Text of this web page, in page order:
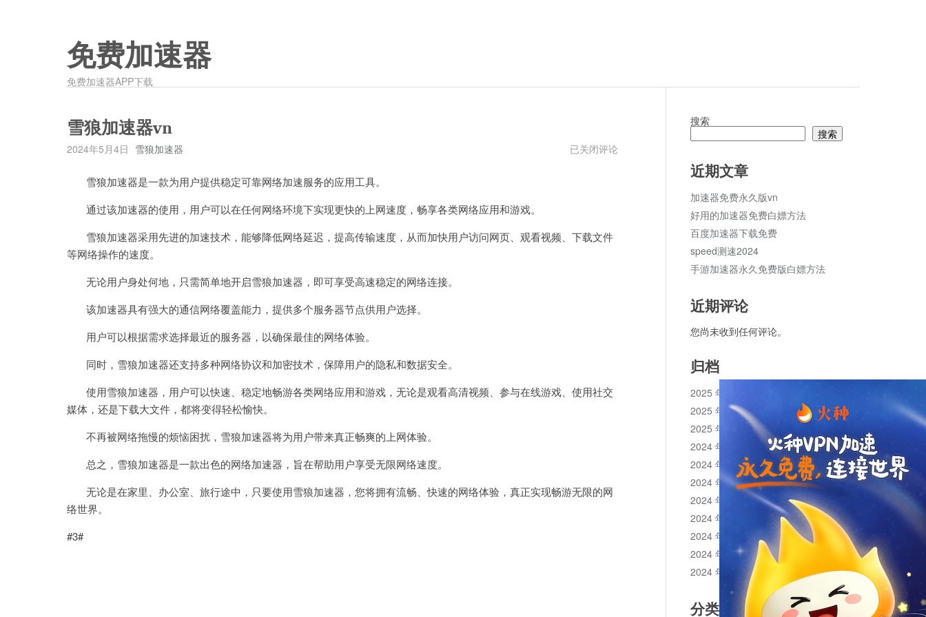
免费加速器
免费加速器APP下载
雪狼加速器vn
2024年5月4日 雪狼加速器
雪
已关闭评论
雪狼加速器是一款为用户提供稳定可靠网络加速服务的应用工具。
通过该加速器的使用，用户可以在任何网络环境下实现更快的上网速度，畅享各类网络应用和游戏。
雪狼加速器采用先进的加速技术，能够降低网络延迟，提高传输速度，从而加快用户访问网页、观看视频、下载文件
等网络操作的速度。
无论用户身处何地，只需简单地开启雪狼加速器，即可享受高速稳定的网络连接。
该加速器具有强大的通信网络覆盖能力，提供多个服务器节点供用户选择。
用户可以根据需求选择最近的服务器，以确保最佳的网络体验。
同时，雪狼加速器还支持多种网络协议和加密技术，保障用户的隐私和数据安全。
使用雪狼加速器，用户可以快速、稳定地畅游各类网络应用和游戏，无论是观看高清视频、参与在线游戏、使用社交
媒体，还是下载大文件，都将变得轻松愉快。
不再被网络拖慢的烦恼困扰，雪狼加速器将为用户带来真正畅爽的上网体验。
总之，雪狼加速器是一款出色的网络加速器，旨在帮助用户享受无限网络速度。
无论是在家里、办公室、旅行途中，只要使用雪狼加速器，您将拥有流畅、快速的网络体验，真正实现畅游无限的网
络世界。
#3#
搜索
搜索
近期文章
加速器免费永久版vn
好用的加速器免费白嫖方法
百度加速器下载免费
speed测速2024
手游加速器永久免费版白嫖方法
近期评论
您尚未收到任何评论。
归档
2025 年 11 月
2025 年 10 月
2025 年 1 月
2024 年 12 月
2024 年 11 月
2024 年 10 月
2024 年 9 月
2024 年 8 月
2024 年 7 月
2024 年 6 月
2024 年 5 月
分类目录